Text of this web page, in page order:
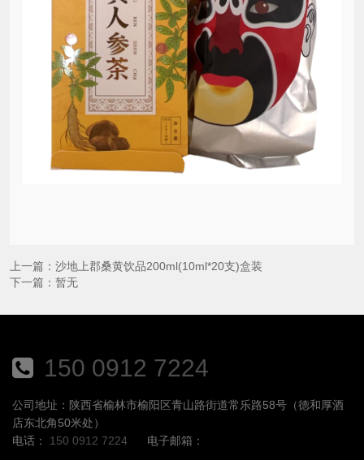
上一篇： 沙地上郡桑黄饮品200ml(10ml*20支)盒装
下一篇： 暂无
150 0912 7224
公司地址：陕西省榆林市榆阳区青山路街道常乐路58号（德和厚酒
店东北角50米处）
电话： 150 0912 7224 电子邮箱：